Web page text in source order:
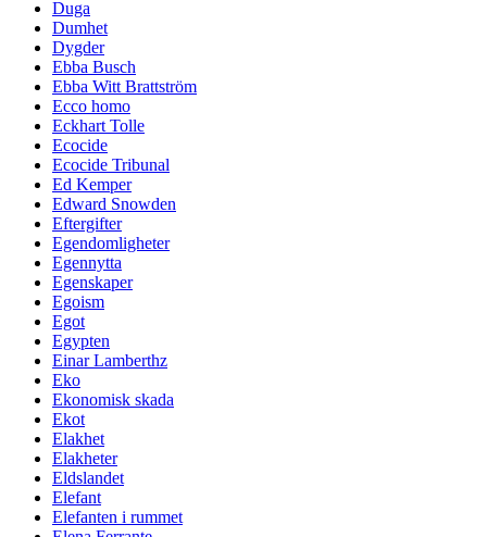
Duga
Dumhet
Dygder
Ebba Busch
Ebba Witt Brattström
Ecco homo
Eckhart Tolle
Ecocide
Ecocide Tribunal
Ed Kemper
Edward Snowden
Eftergifter
Egendomligheter
Egennytta
Egenskaper
Egoism
Egot
Egypten
Einar Lamberthz
Eko
Ekonomisk skada
Ekot
Elakhet
Elakheter
Eldslandet
Elefant
Elefanten i rummet